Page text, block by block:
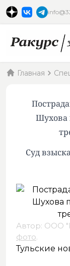
Главная
Шухова
Суд
Автор: ООО
фото.
Тульские